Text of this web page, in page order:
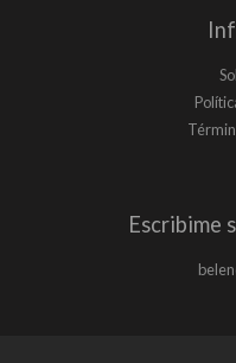
Escribime